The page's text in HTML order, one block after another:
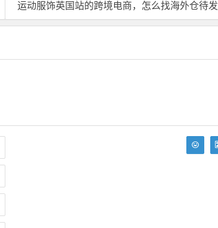
运动服饰英国站的跨境电商，怎么找海外仓待发货？